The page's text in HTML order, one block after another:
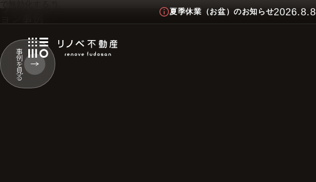
夏季休業（お盆）のお知らせ2026.8.8
リノベーシ
事
例
を
見
る